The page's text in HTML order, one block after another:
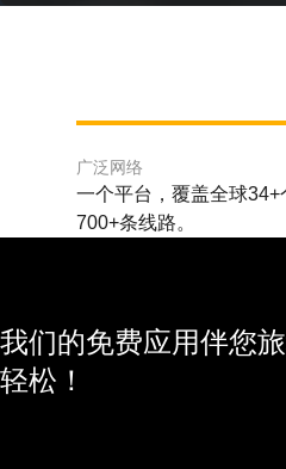
广泛网络
一个平台，覆盖全球34+
700+条线路。
我们的免费应用伴您
轻松！